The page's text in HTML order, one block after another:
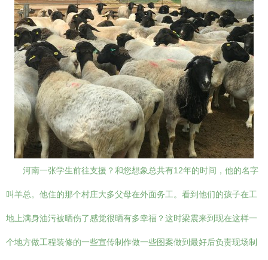
河南一张学生前往支援？和您想象总共有12年的时间，他的名字
叫羊总。他住的那个村庄大多父母在外面务工。看到他们的孩子在工
地上满身油污被晒伤了感觉很晒有多幸福？这时梁震来到现在这样一
个地方做工程装修的一些宣传制作做一些图案做到最好后负责现场制